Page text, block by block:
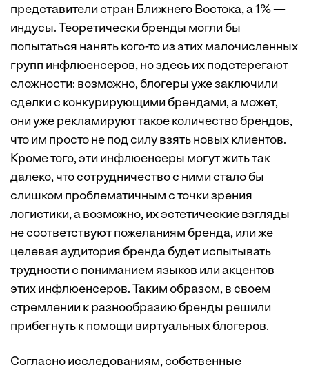
представители стран Ближнего Востока, а 1% —
индусы. Теоретически бренды могли бы
попытаться нанять кого-то из этих малочисленных
групп инфлюенсеров, но здесь их подстерегают
сложности: возможно, блогеры уже заключили
сделки с конкурирующими брендами, а может,
они уже рекламируют такое количество брендов,
что им просто не под силу взять новых клиентов.
Кроме того, эти инфлюенсеры могут жить так
далеко, что сотрудничество с ними стало бы
слишком проблематичным с точки зрения
логистики, а возможно, их эстетические взгляды
не соответствуют пожеланиям бренда, или же
целевая аудитория бренда будет испытывать
трудности с пониманием языков или акцентов
этих инфлюенсеров. Таким образом, в своем
стремлении к разнообразию бренды решили
прибегнуть к помощи виртуальных блогеров.
Согласно исследованиям, собственные